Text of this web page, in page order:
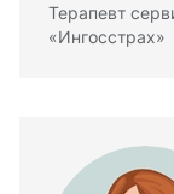
Терапевт
«Ингосстрах»